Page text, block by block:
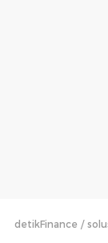
detikFinance